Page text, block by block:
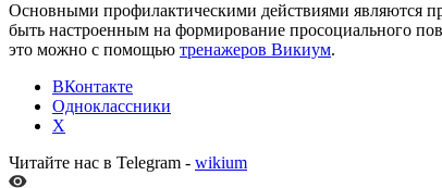
Основными профилактическими действиями являются
быть настроенным на формирование просоциального
это можно с помощью тренажеров Викиум.
ВКонтакте
Одноклассники
X
Читайте нас в Telegram - wikium